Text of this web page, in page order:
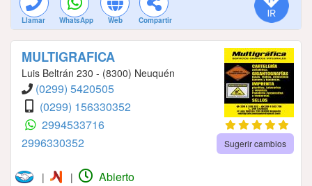
Llamar WhatsApp Web Compartir
MULTIGRAFICA
Luis Beltrán 230 - (8300) Neuquén
(0299) 5420505
(0299) 156330352
2994533716
2996330352
Sugerir cambios
| | Abierto